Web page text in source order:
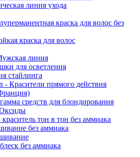
линия ухода
краска для волос без
краска для волос
линия
для осветления
стайлинга
- Красители прямого действия
средств для блондирования
тон в тон без аммиака
без аммиака
без аммиака